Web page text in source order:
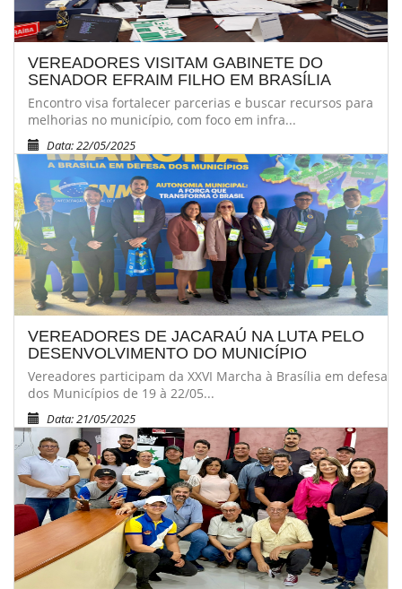
VEREADORES VISITAM GABINETE DO
SENADOR EFRAIM FILHO EM BRASÍLIA
Encontro visa fortalecer parcerias e buscar recursos para
melhorias no município, com foco em infra...
Data: 22/05/2025
VEREADORES DE JACARAÚ NA LUTA PELO
DESENVOLVIMENTO DO MUNICÍPIO
Vereadores participam da XXVI Marcha à Brasília em defesa
dos Municípios de 19 à 22/05...
Data: 21/05/2025